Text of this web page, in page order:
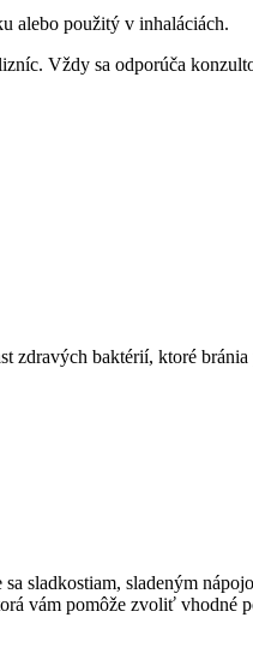
alebo použitý v inhaláciách.
Vždy sa odporúča
zdravých baktérií, ktoré
sladeným
vám pomôže zvoliť vhodné